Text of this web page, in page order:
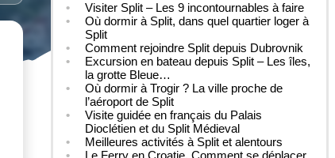
Visiter Split – Les 9 incontournables à faire
Où dormir à Split, dans quel quartier loger à
Split
Comment rejoindre Split depuis Dubrovnik
Excursion en bateau depuis Split – Les îles,
la grotte Bleue…
Où dormir à Trogir ? La ville proche de
l’aéroport de Split
Visite guidée en français du Palais
Dioclétien et du Split Médieval
Meilleures activités à Split et alentours
Le Ferry en Croatie, Comment se déplacer